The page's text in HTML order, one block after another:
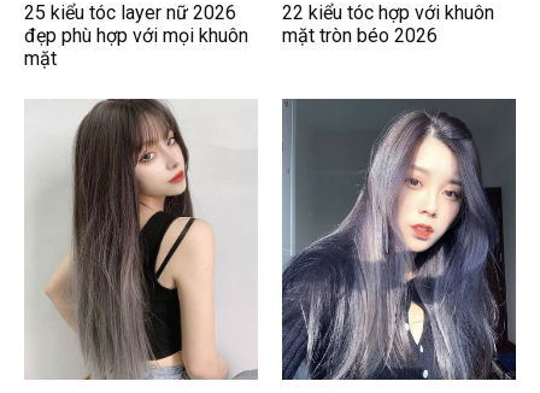
25 kiểu tóc layer nữ 2026
đẹp phù hợp với mọi khuôn
mặt
22 kiểu tóc hợp với khuôn
mặt tròn béo 2026